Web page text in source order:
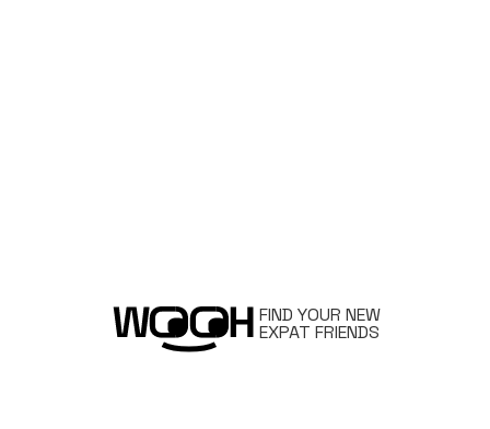
FIND YOUR NEW
EXPAT FRIENDS